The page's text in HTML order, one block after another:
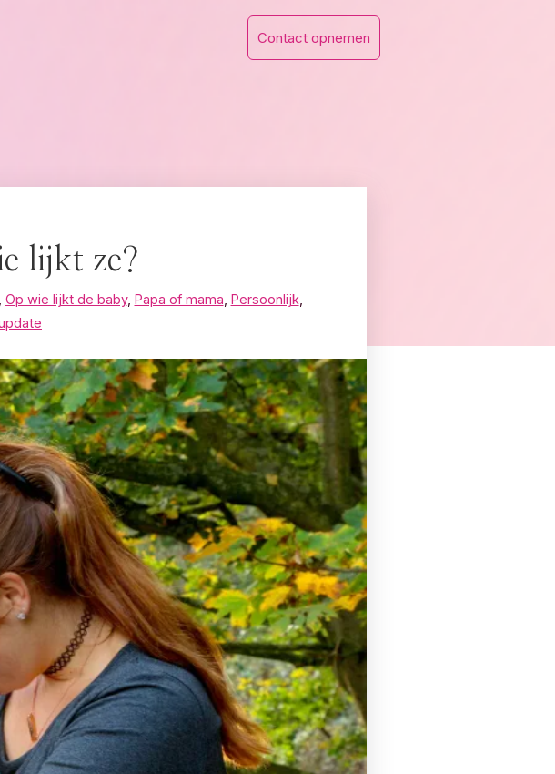
Contact opnemen
lijkt ze?
Op wie lijkt de baby, Papa of mama Persoonlijk